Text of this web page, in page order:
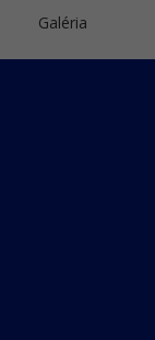
Galéria